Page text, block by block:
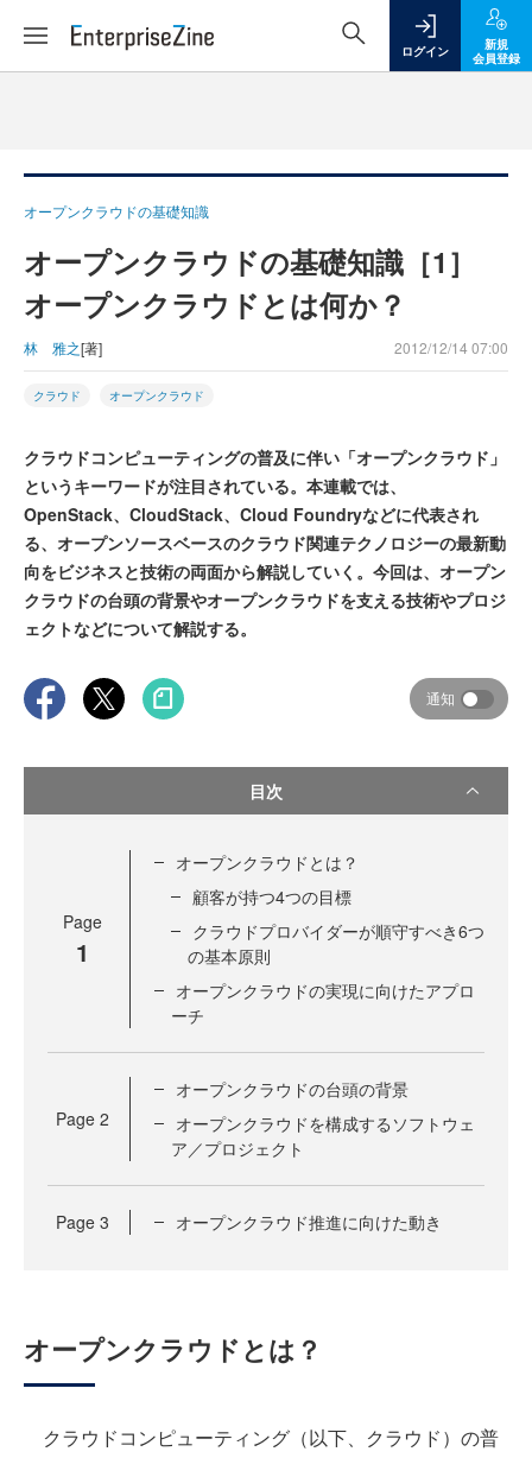
ログイン
新規
会員登録
オープンクラウドの基礎知識
オープンクラウドの基礎知識［1］
オープンクラウドとは何か？
林 雅之[著] 2012/12/14 07:00
クラウド オープンクラウド
クラウドコンピューティングの普及に伴い「オープンクラウド」
というキーワードが注目されている。本連載では、
OpenStack、CloudStack、Cloud Foundryなどに代表され
る、オープンソースベースのクラウド関連テクノロジーの最新動
向をビジネスと技術の両面から解説していく。今回は、オープン
クラウドの台頭の背景やオープンクラウドを支える技術やプロジ
ェクトなどについて解説する。
通知
目次
Page
1
オープンクラウドとは？
顧客が持つ4つの目標
クラウドプロバイダーが順守すべき6つ
の基本原則
オープンクラウドの実現に向けたアプロ
ーチ
Page 2
オープンクラウドの台頭の背景
オープンクラウドを構成するソフトウェ
ア／プロジェクト
Page 3 オープンクラウド推進に向けた動き
オープンクラウドとは？
クラウドコンピューティング（以下、クラウド）の普